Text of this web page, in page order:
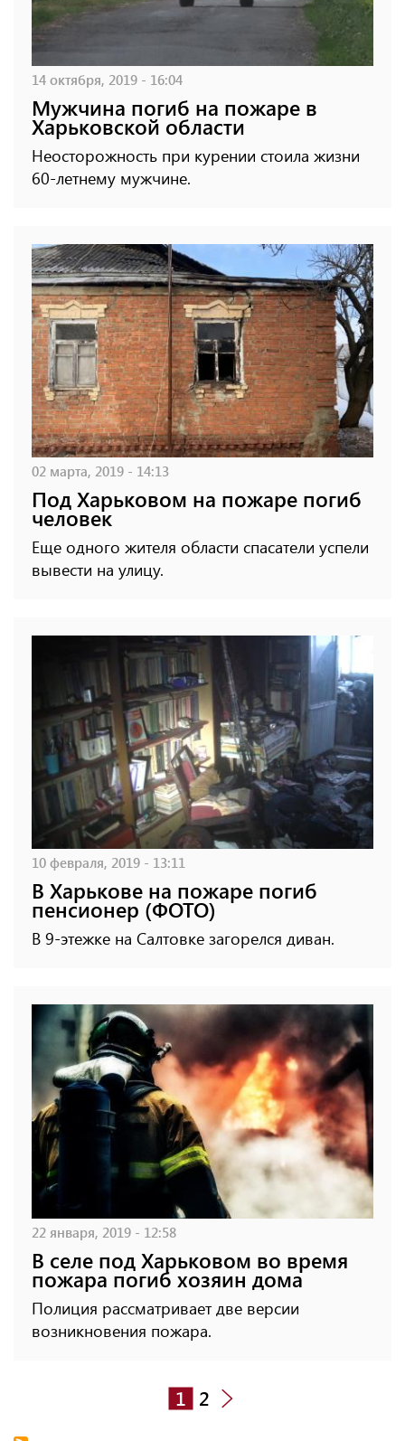
14 октября, 2019 - 16:04
Мужчина погиб на пожаре в
Харьковской области
Неосторожность при курении стоила жизни
60-летнему мужчине.
02 марта, 2019 - 14:13
Под Харьковом на пожаре погиб
человек
Еще одного жителя области спасатели успели
вывести на улицу.
10 февраля, 2019 - 13:11
В Харькове на пожаре погиб
пенсионер (ФОТО)
В 9-этежке на Салтовке загорелся диван.
22 января, 2019 - 12:58
В селе под Харьковом во время
пожара погиб хозяин дома
Полиция рассматривает две версии
возникновения пожара.
1 2